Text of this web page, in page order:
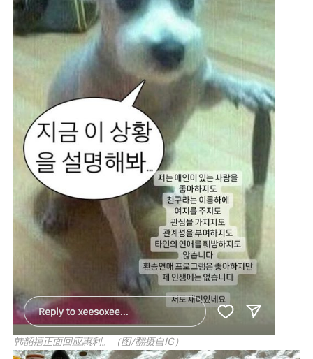
韩韶禧正面回应惠利。（图/翻摄自IG）